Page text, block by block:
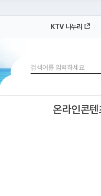
KTV 나누리
검색
온라인콘텐